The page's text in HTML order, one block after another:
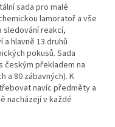
sada pro malé
lamoratoř a vše
sledování reakcí,
hlavně 13 druhů
pokusů. Sada
českým překladem na
a 80 zábavných). K
navíc předměty a
nacházejí v každé